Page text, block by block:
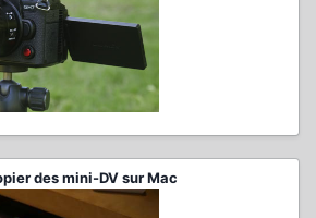
des mini-DV sur Mac